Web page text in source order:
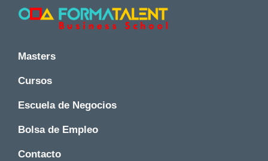
Saltar
Saltar
Saltar
principal
y
Master
en
Madrid
Formatalent
y
en
-
Formatalent
Masters
Cursos
Escuela de Negocios
Bolsa de Empleo
Contacto